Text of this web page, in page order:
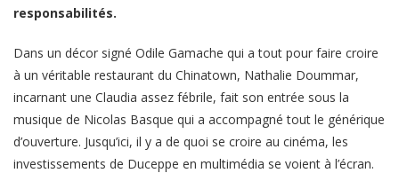
responsabilités.
Dans un décor signé Odile Gamache qui a tout pour faire croire
à un véritable restaurant du Chinatown, Nathalie Doummar,
incarnant une Claudia assez fébrile, fait son entrée sous la
musique de Nicolas Basque qui a accompagné tout le générique
d’ouverture. Jusqu’ici, il y a de quoi se croire au cinéma, les
investissements de Duceppe en multimédia se voient à l’écran.